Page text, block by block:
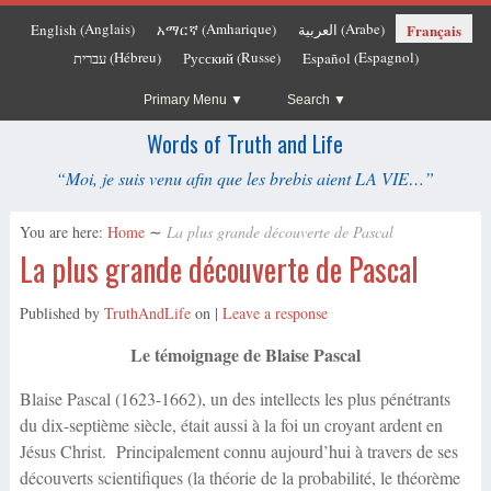
English (Anglais) አማርኛ(Amharique) العربية (Arabe) Français
עברית(Hébreu) Русский(Russe) Español (Espagnol)
Primary Menu Search
Words of Truth and Life
“Moi, je suis venu afin que les brebis aient LA VIE…”
You are here: Home ∼ La plus grande découverte de Pascal
La plus grande découverte de Pascal
Published by TruthAndLifeon | Leave a response
Le témoignage de Blaise Pascal
Blaise Pascal (1623-1662), un des intellects les plus pénétrants
du dix-septième siècle, était aussi à la foi un croyant ardent en
Jésus Christ. Principalement connu aujourd’hui à travers de ses
découverts scientifiques (la théorie de la probabilité, le théorème